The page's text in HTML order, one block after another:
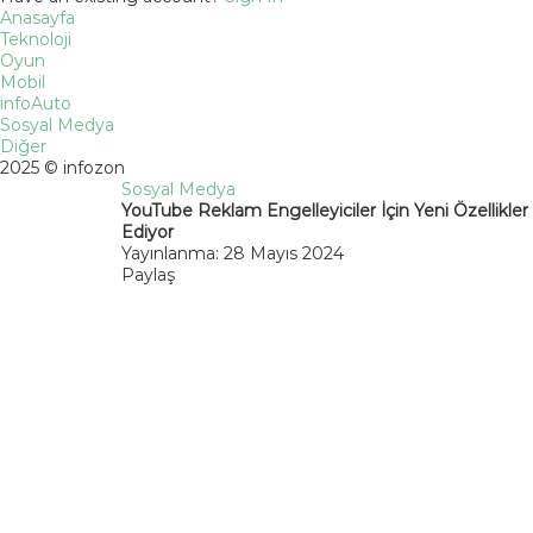
Anasayfa
Teknoloji
Oyun
Mobil
infoAuto
Sosyal Medya
Diğer
2025 © infozon
Sosyal Medya
YouTube Reklam Engelleyiciler İçin Yeni Özellikler
Ediyor
Yayınlanma: 28 Mayıs 2024
Paylaş